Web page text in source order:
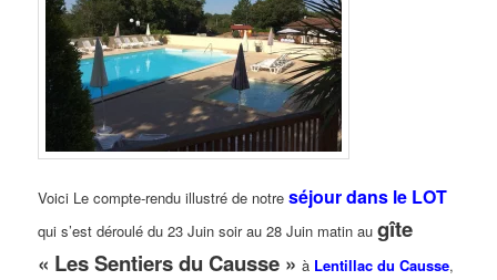
Voici Le compte-rendu illustré de notreséjour dans le LOT
qui s’est déroulé du 23 Juin soir au 28 Juin matin augîte
« Les Sentiers du Causse »à Lentillac du Causse,